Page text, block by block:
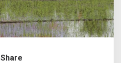
e
n
,
P
Share